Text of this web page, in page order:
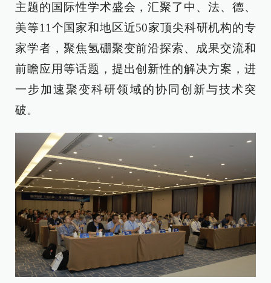
主题的国际性学术盛会，汇聚了中、法、德、
美等11个国家和地区近50家顶尖科研机构的专
家学者，聚焦氢硼聚变前沿探索、成果交流和
前瞻应用等话题，提出创新性的解决方案，进
一步加速聚变科研领域的协同创新与技术突
破。